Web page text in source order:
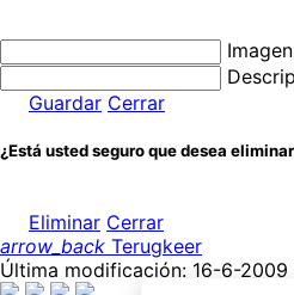
Imagen
Guardar Cerrar
¿Está usted seguro que desea
Eliminar Cerrar
arrow_back Terugkeer
Última modificación: 16-6-2009